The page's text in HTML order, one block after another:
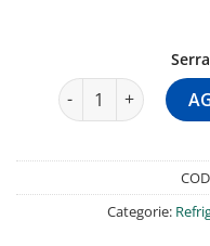
Vetrina Refrigerata
Categorie: